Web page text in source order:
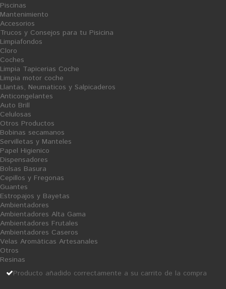
Piscinas
Mantenimiento
Accesorios
Trucos y Consejos para tu Pisicina
Limpiafondos
Cloro
Coches
Limpia Tapicerias Coche
Limpia motor coche
Llantas, Neumaticos y Salpicaderos
Anticongelantes
Auto Brill
Celulosas
Otros Productos
Bobinas secamanos
Servilletas y Manteles
Papel Higienico
Dispensadores
Bolsas Basura
Cepillos y Fregonas
Guantes
Estropajos y Bayetas
Ambientadores
Ambientadores Alta Gama
Ambientadores Frutales
Ambientadores Caseros
Velas Aromáticas Artesanales
Otros
Resinas
Producto añadido correctamente a su carrito de la compra
Compartir en Facebook
Print
HIGIÉNICO INDUSTRIAL CELULOSA 100X100
Reference: 10/03024
Condition: New product
Higiénico industrial celulosa 100x100. Calidad excelente y tacto suave.
Larga duración.
28,98 €Iva incluido
Cantidad
Formato